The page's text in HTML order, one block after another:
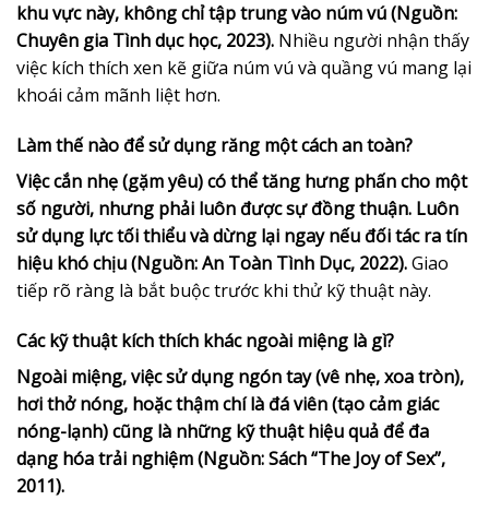
khu vực này, không chỉ tập trung vào núm vú (Nguồn:
Chuyên gia Tình dục học, 2023). Nhiều người nhận thấy
việc kích thích xen kẽ giữa núm vú và quầng vú mang lại
khoái cảm mãnh liệt hơn.
Làm thế nào để sử dụng răng một cách an toàn?
Việc cắn nhẹ (gặm yêu) có thể tăng hưng phấn cho một
số người, nhưng phải luôn được sự đồng thuận. Luôn
sử dụng lực tối thiểu và dừng lại ngay nếu đối tác ra tín
hiệu khó chịu (Nguồn: An Toàn Tình Dục, 2022).Giao
tiếp rõ ràng là bắt buộc trước khi thử kỹ thuật này.
Các kỹ thuật kích thích khác ngoài miệng là gì?
Ngoài miệng, việc sử dụng ngón tay (vê nhẹ, xoa tròn),
hơi thở nóng, hoặc thậm chí là đá viên (tạo cảm giác
nóng-lạnh) cũng là những kỹ thuật hiệu quả để đa
dạng hóa trải nghiệm (Nguồn: Sách “The Joy of Sex”,
2011).